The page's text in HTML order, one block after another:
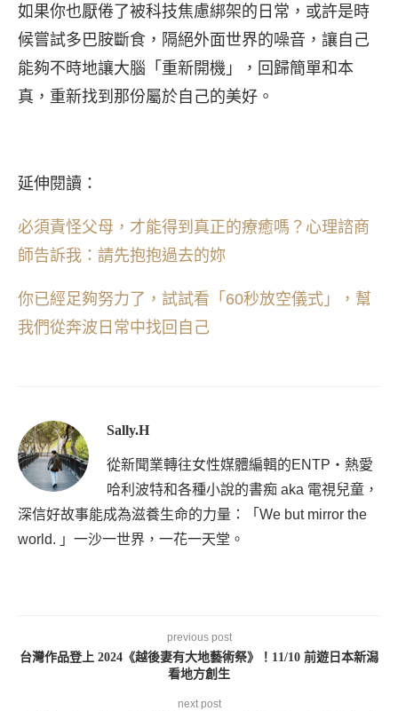
如果你也厭倦了被科技焦慮綁架的日常，或許是時
候嘗試多巴胺斷食，隔絕外面世界的噪音，讓自己
能夠不時地讓大腦「重新開機」，回歸簡單和本
真，重新找到那份屬於自己的美好。
延伸閱讀：
必須責怪父母，才能得到真正的療癒嗎？心理諮商
師告訴我：請先抱抱過去的妳
你已經足夠努力了，試試看「60秒放空儀式」，幫
我們從奔波日常中找回自己
Sally.H
從新聞業轉往女性媒體編輯的ENTP・熱愛
哈利波特和各種小說的書痴 aka 電視兒童，
深信好故事能成為滋養生命的力量：「We but mirror the
world. 」一沙一世界，一花一天堂。
previous post
台灣作品登上 2024《越後妻有大地藝術祭》！11/10 前遊日本新潟
看地方創生
next post